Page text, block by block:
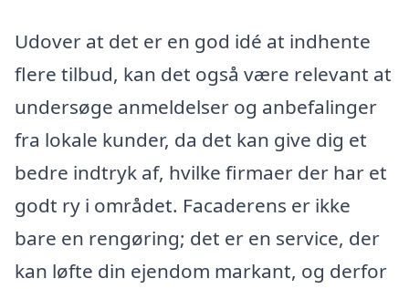
Udover at det er en god idé at indhente
flere tilbud, kan det også være relevant at
undersøge anmeldelser og anbefalinger
fra lokale kunder, da det kan give dig et
bedre indtryk af, hvilke firmaer der har et
godt ry i området. Facaderens er ikke
bare en rengøring; det er en service, der
kan løfte din ejendom markant, og derfor